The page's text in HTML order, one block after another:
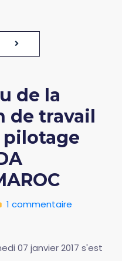
de la
de travail
1 commentaire
07 janvier 2017 s'est